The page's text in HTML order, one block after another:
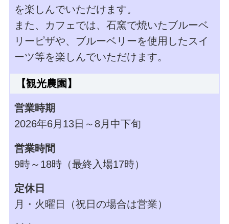
を楽しんでいただけます。
また、カフェでは、石窯で焼いたブルーベ
リーピザや、ブルーベリーを使用したスイ
ーツ等を楽しんでいただけます。
【観光農園】
営業時期
2026年6月13日～8月中下旬
営業時間
9時～18時（最終入場17時）
定休日
月・火曜日（祝日の場合は営業）